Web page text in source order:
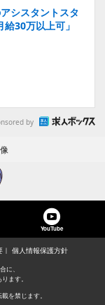
シスタントスタ
30万以上可」
by
YouTube
個人情報保護方針
に、
ます。
を禁じます。